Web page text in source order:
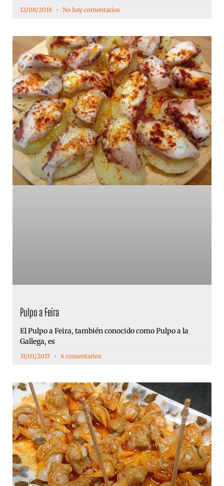
12/08/2018 No hay comentarios
Pulpo a Feira
El Pulpo a Feira, también conocido como Pulpo a la
Gallega, es
31/01/2017 4 comentarios